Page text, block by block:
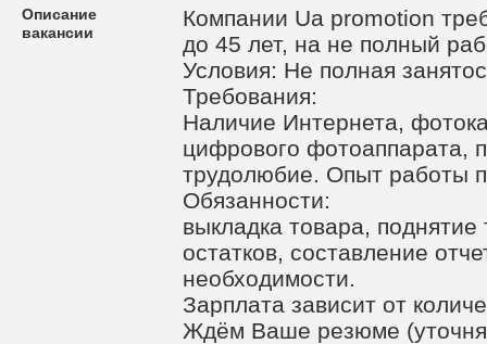
Описание
вакансии
Компании Ua promotion
до 45 лет, на не полный
Условия: Не полная
Требования:
Наличие Интернета,
цифрового фотоаппарата,
трудолюбие. Опыт работы
Обязанности:
выкладка товара,
остатков, составление
необходимости.
Зарплата зависит от
Ждём Ваше резюме